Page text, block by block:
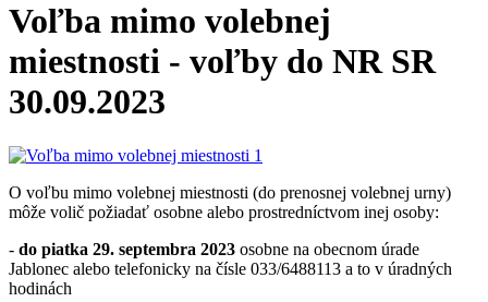
Voľba mimo volebnej
miestnosti - voľby do NR SR
30.09.2023
O voľbu mimo volebnej miestnosti (do prenosnej volebnej urny)
môže volič požiadať osobne alebo prostredníctvom inej osoby:
- do piatka 29. septembra 2023 osobne na obecnom úrade
Jablonec alebo telefonicky na čísle 033/6488113 a to v úradných
hodinách